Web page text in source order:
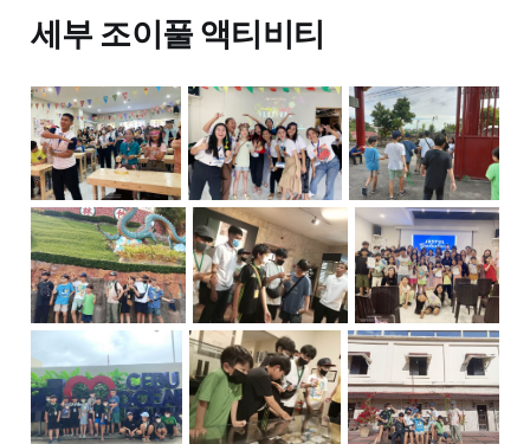
세부 조이풀 액티비티